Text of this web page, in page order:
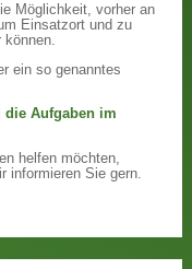
Möglichkeit, vorher an
Einsatzort und zu
können.
ein so genanntes
die Aufgaben im
helfen möchten,
informieren Sie gern.